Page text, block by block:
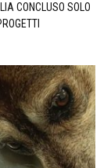
CONCLUSO SOLO